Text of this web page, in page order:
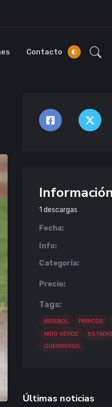
Contacto
1 descargas
Fecha:
Info:
Categoría:
Precio:
Tags:
BEISBOL PERICOS
NIDO VERDE
GUERREROS
Últimas noticias